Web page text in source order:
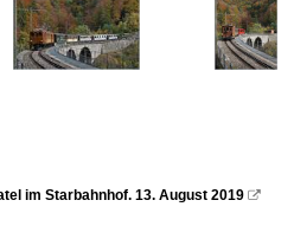
im Starbahnhof. 13. August 2019 